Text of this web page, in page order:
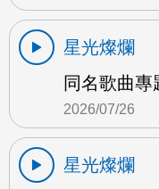
星光燦爛
同名歌曲專
2026/07/26
星光燦爛